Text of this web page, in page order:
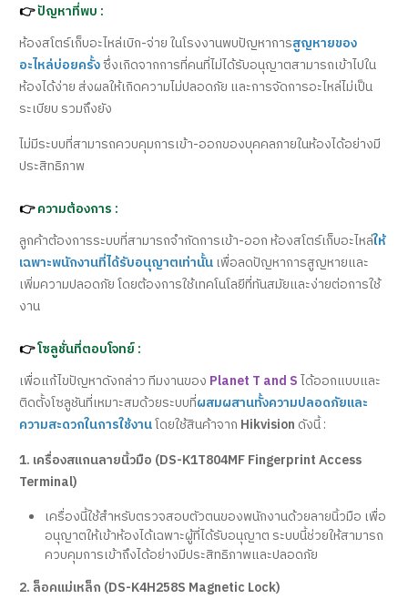
👉ปัญหาที่พบ :
ห้องสโตร์เก็บอะไหล่เบิก-จ่าย ในโรงงานพบปัญหาการสูญหายของ
อะไหล่บ่อยครั้งซึ่งเกิดจากการที่คนที่ไม่ได้รับอนุญาตสามารถเข้าไปใน
ห้องได้ง่าย ส่งผลให้เกิดความไม่ปลอดภัย และการจัดการอะไหล่ไม่เป็น
ระเบียบ รวมถึงยัง
ไม่มีระบบที่สามารถควบคุมการเข้า-ออกของบุคคลภายในห้องได้อย่างมี
ประสิทธิภาพ
👉ความต้องการ :
ลูกค้าต้องการระบบที่สามารถจำกัดการเข้า-ออก ห้องสโตร์เก็บอะไหล่ให้
เฉพาะพนักงานที่ได้รับอนุญาตเท่านั้นเพื่อลดปัญหาการสูญหายและ
เพิ่มความปลอดภัย โดยต้องการใช้เทคโนโลยีที่ทันสมัยและง่ายต่อการใช้
งาน
👉โซลูชั่นที่ตอบโจทย์ :
เพื่อแก้ไขปัญหาดังกล่าว ทีมงานของ Planet T and Sได้ออกแบบและ
ติดตั้งโซลูชันที่เหมาะสมด้วยระบบที่ผสมผสานทั้งความปลอดภัยและ
ความสะดวกในการใช้งานโดยใช้สินค้าจาก Hikvision ดังนี้ :
1. เครื่องสแกนลายนิ้วมือ (DS-K1T804MF Fingerprint Access
Terminal)
เครื่องนี้ใช้สำหรับตรวจสอบตัวตนของพนักงานด้วยลายนิ้วมือ เพื่อ
อนุญาตให้เข้าห้องได้เฉพาะผู้ที่ได้รับอนุญาต ระบบนี้ช่วยให้สามารถ
ควบคุมการเข้าถึงได้อย่างมีประสิทธิภาพและปลอดภัย
2. ล็อคแม่เหล็ก (DS-K4H258S Magnetic Lock)